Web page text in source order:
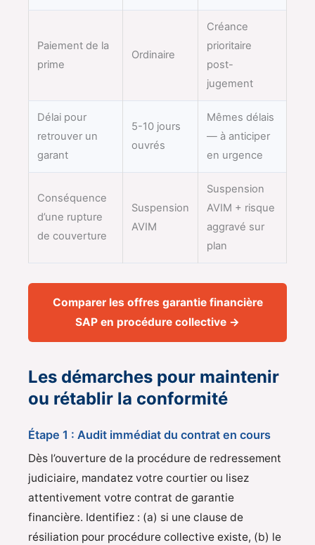
Paiement de la
prime
Ordinaire
Créance
prioritaire
post-
jugement
Délai pour
retrouver un
garant
5-10 jours
ouvrés
Mêmes délais
— à anticiper
en urgence
Conséquence
d’une rupture
de couverture
Suspension
AVIM
Suspension
AVIM + risque
aggravé sur
plan
Comparer les offres garantie financière
SAP en procédure collective →
Les démarches pour maintenir
ou rétablir la conformité
Étape 1 : Audit immédiat du contrat en cours
Dès l’ouverture de la procédure de redressement
judiciaire, mandatez votre courtier ou lisez
attentivement votre contrat de garantie
financière. Identifiez : (a) si une clause de
résiliation pour procédure collective existe, (b) le